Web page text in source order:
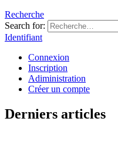
Recherche
Search for:
Identifiant
Connexion
Inscription
Adiministration
Créer un compte
Derniers articles